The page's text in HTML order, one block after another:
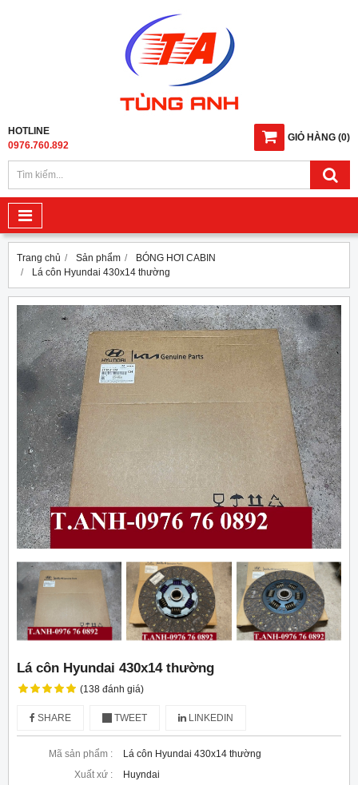
GIỎ HÀNG (0)
HOTLINE
0976.760.892
Trang chủ Sản phẩm
BÓNG HƠI CABIN
Lá côn Hyundai 430x14 thường
Lá côn Hyundai 430x14 thường
(138 đánh giá)
SHARE TWEET LINKEDIN
Mã sản phẩm :
Lá côn Hyundai 430x14 thường
Xuất xứ :
Huyndai